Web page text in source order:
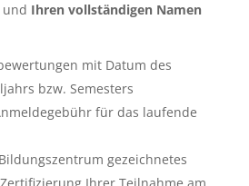
Ihren vollständigen Namen
mit Datum des
bzw. Semesters
für das laufende
gezeichnetes